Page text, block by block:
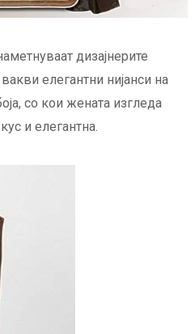
дизајнерите
елегантни нијанси на
со кои жената изгледа
и елегантна.